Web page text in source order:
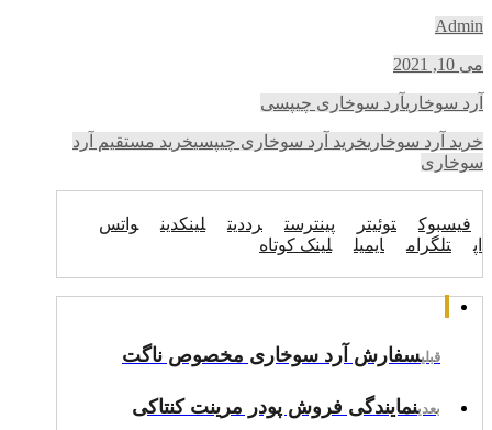
Admin
می 10, 2021
آرد سوخاریآرد سوخاری چیپسی
خرید آرد سوخاریخرید آرد سوخاری چیپسیخرید مستقیم آرد
سوخاری
فیسبوک توئیتر پینترست رددیت لینکدین
واتس
اپ
تلگرام ایمیل لینک کوتاه
قبلیسفارش آرد سوخاری مخصوص ناگت
بعدینمایندگی فروش پودر مرینت کنتاکی